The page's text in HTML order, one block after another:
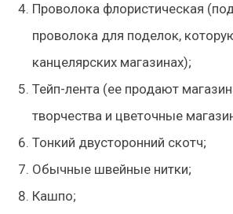
Проволока флористическая
проволока для поделок,
канцелярских магазинах);
Тейп-лента (ее продают
творчества и цветочные
Тонкий двусторонний скотч;
Обычные швейные нитки;
Кашпо;